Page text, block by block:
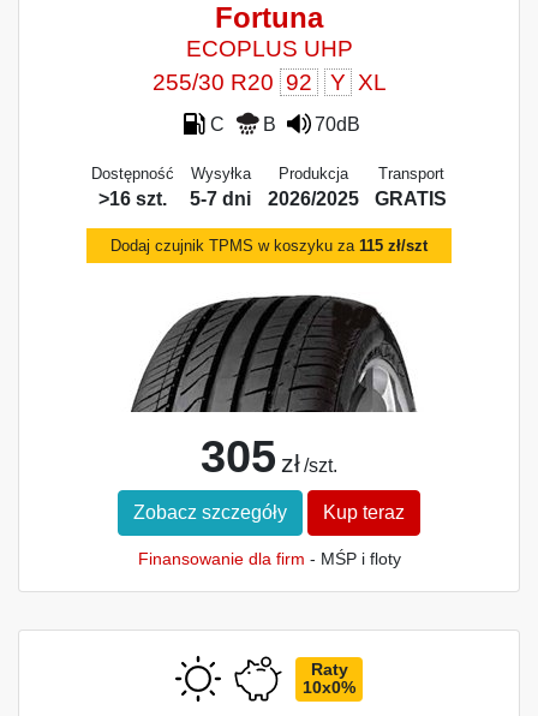
Fortuna
ECOPLUS UHP
255/30 R20 92 Y XL
C B 70dB
Dostępność
>16 szt.
Wysyłka
5-7 dni
Produkcja
2026/2025
Transport
GRATIS
Dodaj czujnik TPMS w koszyku za 115 zł/szt
305 zł /szt.
Zobacz szczegóły Kup teraz
Finansowanie dla firm - MŚP i floty
Raty
10x0%